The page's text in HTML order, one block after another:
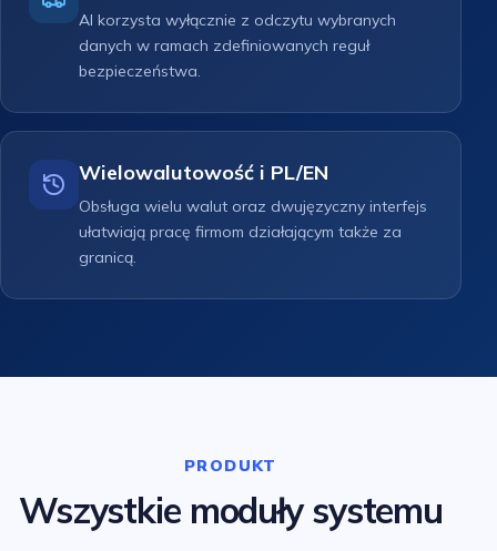
AI korzysta wyłącznie z odczytu wybranych
danych w ramach zdefiniowanych reguł
bezpieczeństwa.
Wielowalutowość i PL/EN
Obsługa wielu walut oraz dwujęzyczny interfejs
ułatwiają pracę firmom działającym także za
granicą.
PRODUKT
Wszystkie moduły systemu